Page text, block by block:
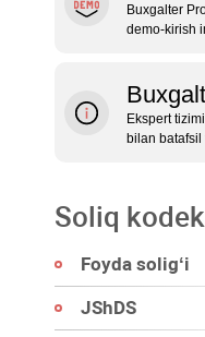
Buxgalter
demo‑kirish
Ekspert
bilan batafsil
Soliq
Foyda soligʻi
JShDS